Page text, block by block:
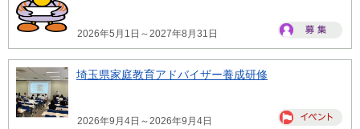
2026年5月1日～2027年8月31日
埼玉県家庭教育アドバイザー養成研修
2026年9月4日～2026年9月4日